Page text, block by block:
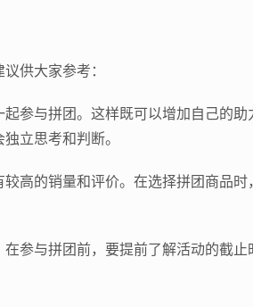
供大家参考：
参与拼团。这样既可以增加自己的
立思考和判断。
高的销量和评价。在选择拼团商品
参与拼团前，要提前了解活动的截